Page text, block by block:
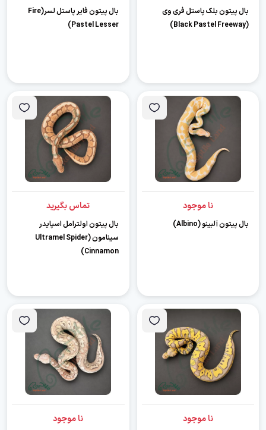
بال پیتون بلک پاستل فری وی
(Black Pastel Freeway)
بال پیتون فایر پاستل لسر(Fire
Pastel Lesser)
نا موجود
بال پیتون آلبینو (Albino)
تماس بگیرید
بال پیتون اولترامل اسپایدر
سینامون (Ultramel Spider
Cinnamon)
نا موجود نا موجود